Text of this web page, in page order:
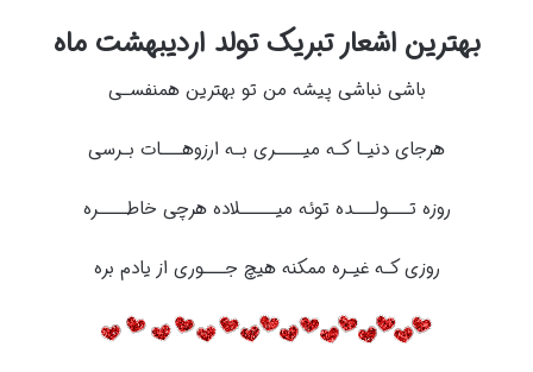
بهترین اشعار تبریک تولد اردیبهشت ماه
باشی نباشی پیشه من تو بهترین همنفسـی
هرجای دنیـا کـه میــــری بـه ارزوهـــات بـرسی
روزه تـــولـــده توئه میـــــلاده هرچی خاطــــره
روزی کـه غیـره ممکنه هیچ جـــوری از یادم بره